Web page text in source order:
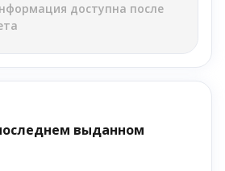
доступна после
выданном